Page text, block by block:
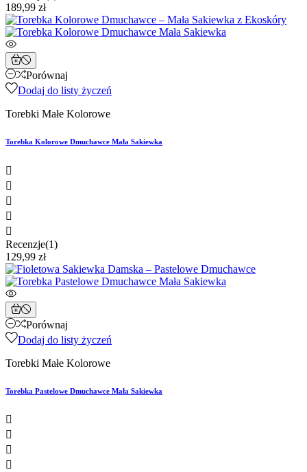
189,99 zł
Porównaj
Dodaj do listy życzeń
Torebki Małe Kolorowe
Torebka Kolorowe Dmuchawce Mała Sakiewka





Recenzje(1)
129,99 zł
Porównaj
Dodaj do listy życzeń
Torebki Małe Kolorowe
Torebka Pastelowe Dmuchawce Mała Sakiewka



